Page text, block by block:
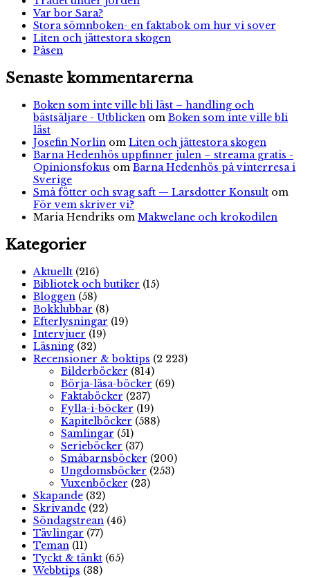
Var bor Sara?
Stora sömnboken- en faktabok om hur vi sover
Liten och jättestora skogen
Påsen
Senaste kommentarerna
Boken som inte ville bli läst – handling och
bästsäljare - Utblicken om Boken som inte ville bli
läst
Josefin Norlin om Liten och jättestora skogen
Barna Hedenhös uppfinner julen – streama gratis -
Opinionsfokus om Barna Hedenhös på vinterresa i
Sverige
Små fötter och svag saft — Larsdotter Konsult om
För vem skriver vi?
Maria Hendriks om Makwelane och krokodilen
Kategorier
Aktuellt (216)
Bibliotek och butiker (15)
Bloggen (58)
Bokklubbar (8)
Efterlysningar (19)
Intervjuer (19)
Läsning (32)
Recensioner & boktips (2 223)
Bilderböcker (814)
Börja-läsa-böcker (69)
Faktaböcker (237)
Fylla-i-böcker (19)
Kapitelböcker (588)
Samlingar (51)
Serieböcker (37)
Småbarnsböcker (200)
Ungdomsböcker (253)
Vuxenböcker (23)
Skapande (32)
Skrivande (22)
Söndagstrean (46)
Tävlingar (77)
Teman (11)
Tyckt & tänkt (65)
Webbtips (38)